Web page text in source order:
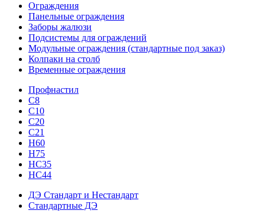
Ограждения
Панельные ограждения
Заборы жалюзи
Подсистемы для ограждений
Модульные ограждения (стандартные под заказ)
Колпаки на столб
Временные ограждения
Профнастил
С8
С10
С20
С21
H60
H75
HС35
НС44
ДЭ Стандарт и Нестандарт
Стандартные ДЭ